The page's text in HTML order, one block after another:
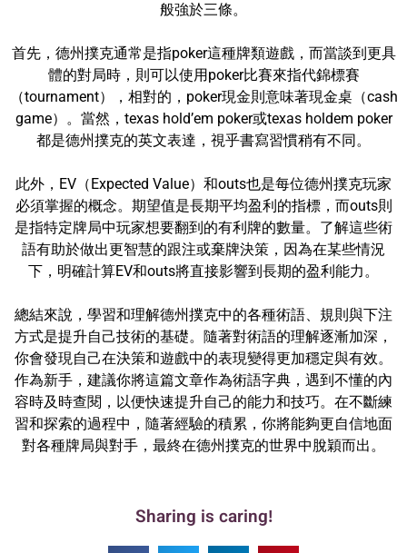
般強於三條。
首先，德州撲克通常是指poker這種牌類遊戲，而當談到更具
體的對局時，則可以使用poker比賽來指代錦標賽
（tournament），相對的，poker現金則意味著現金桌（cash
game）。當然，texas hold’em poker或texas holdem poker
都是德州撲克的英文表達，視乎書寫習慣稍有不同。
此外，EV（Expected Value）和outs也是每位德州撲克玩家
必須掌握的概念。期望值是長期平均盈利的指標，而outs則
是指特定牌局中玩家想要翻到的有利牌的數量。了解這些術
語有助於做出更智慧的跟注或棄牌決策，因為在某些情況
下，明確計算EV和outs將直接影響到長期的盈利能力。
總結來說，學習和理解德州撲克中的各種術語、規則與下注
方式是提升自己技術的基礎。隨著對術語的理解逐漸加深，
你會發現自己在決策和遊戲中的表現變得更加穩定與有效。
作為新手，建議你將這篇文章作為術語字典，遇到不懂的內
容時及時查閱，以便快速提升自己的能力和技巧。在不斷練
習和探索的過程中，隨著經驗的積累，你將能夠更自信地面
對各種牌局與對手，最終在德州撲克的世界中脫穎而出。
Sharing is caring!